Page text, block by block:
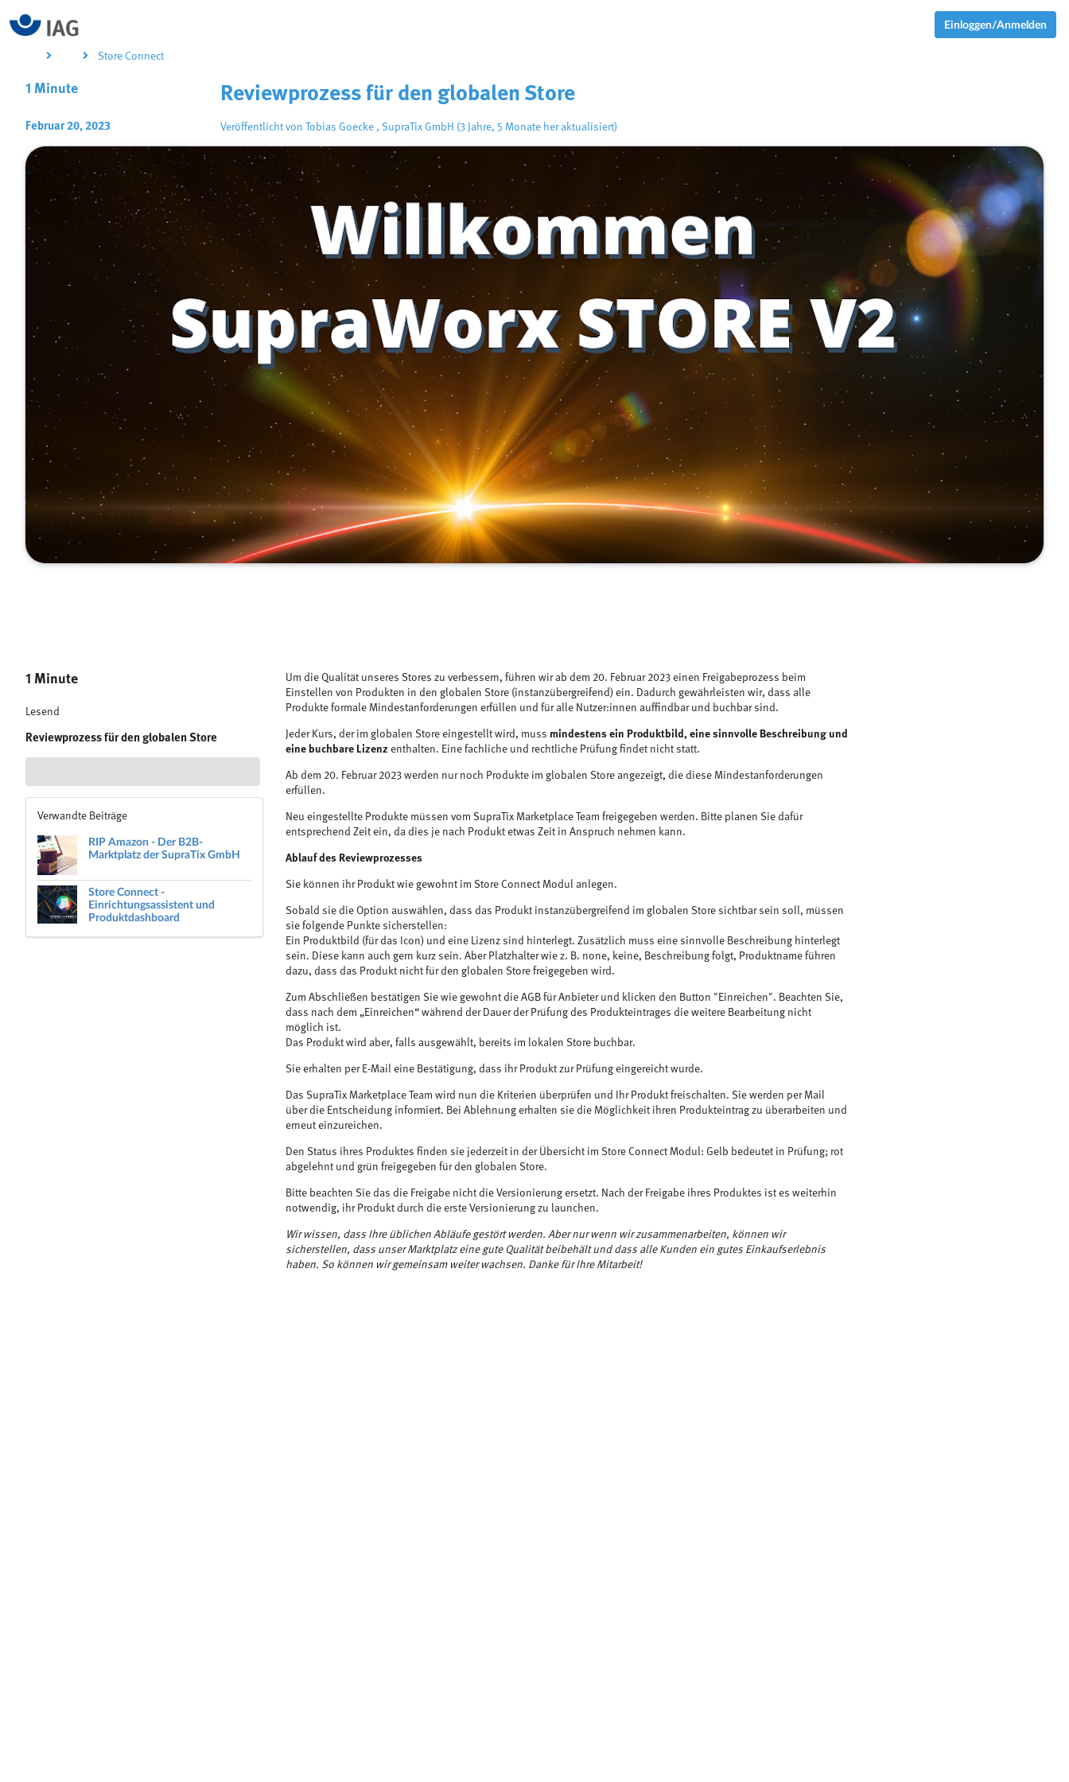
Einloggen/Anmelden
Store Connect
1 Minute
Februar 20, 2023
Reviewprozess für den globalen Store
Veröffentlicht von Tobias Goecke , SupraTix GmbH (3 Jahre, 5 Monate her aktualisiert)
1 Minute
Lesend
Reviewprozess für den globalen Store
Verwandte Beiträge
RIP Amazon - Der B2B-
Marktplatz der SupraTix GmbH
Store Connect -
Einrichtungsassistent und
Produktdashboard
Um die Qualität unseres Stores zu verbessern, führen wir ab dem 20. Februar 2023 einen Freigabeprozess beim
Einstellen von Produkten in den globalen Store (instanzübergreifend) ein. Dadurch gewährleisten wir, dass alle
Produkte formale Mindestanforderungen erfüllen und für alle Nutzer:innen auffindbar und buchbar sind.
Jeder Kurs, der im globalen Store eingestellt wird, muss mindestens ein Produktbild, eine sinnvolle Beschreibung und
eine buchbare Lizenz enthalten. Eine fachliche und rechtliche Prüfung findet nicht statt.
Ab dem 20. Februar 2023 werden nur noch Produkte im globalen Store angezeigt, die diese Mindestanforderungen
erfüllen.
Neu eingestellte Produkte müssen vom SupraTix Marketplace Team freigegeben werden. Bitte planen Sie dafür
entsprechend Zeit ein, da dies je nach Produkt etwas Zeit in Anspruch nehmen kann.
Ablauf des Reviewprozesses
Sie können ihr Produkt wie gewohnt im Store Connect Modul anlegen.
Sobald sie die Option auswählen, dass das Produkt instanzübergreifend im globalen Store sichtbar sein soll, müssen
sie folgende Punkte sicherstellen:
Ein Produktbild (für das Icon) und eine Lizenz sind hinterlegt. Zusätzlich muss eine sinnvolle Beschreibung hinterlegt
sein. Diese kann auch gern kurz sein. Aber Platzhalter wie z. B. none, keine, Beschreibung folgt, Produktname führen
dazu, dass das Produkt nicht für den globalen Store freigegeben wird.
Zum Abschließen bestätigen Sie wie gewohnt die AGB für Anbieter und klicken den Button "Einreichen". Beachten Sie,
dass nach dem „Einreichen“ während der Dauer der Prüfung des Produkteintrages die weitere Bearbeitung nicht
möglich ist.
Das Produkt wird aber, falls ausgewählt, bereits im lokalen Store buchbar.
Sie erhalten per E-Mail eine Bestätigung, dass ihr Produkt zur Prüfung eingereicht wurde.
Das SupraTix Marketplace Team wird nun die Kriterien überprüfen und Ihr Produkt freischalten. Sie werden per Mail
über die Entscheidung informiert. Bei Ablehnung erhalten sie die Möglichkeit ihren Produkteintrag zu überarbeiten und
erneut einzureichen.
Den Status ihres Produktes finden sie jederzeit in der Übersicht im Store Connect Modul: Gelb bedeutet in Prüfung; rot
abgelehnt und grün freigegeben für den globalen Store.
Bitte beachten Sie das die Freigabe nicht die Versionierung ersetzt. Nach der Freigabe ihres Produktes ist es weiterhin
notwendig, ihr Produkt durch die erste Versionierung zu launchen.
Wir wissen, dass Ihre üblichen Abläufe gestört werden. Aber nur wenn wir zusammenarbeiten, können wir
sicherstellen, dass unser Marktplatz eine gute Qualität beibehält und dass alle Kunden ein gutes Einkaufserlebnis
haben. So können wir gemeinsam weiter wachsen. Danke für Ihre Mitarbeit!